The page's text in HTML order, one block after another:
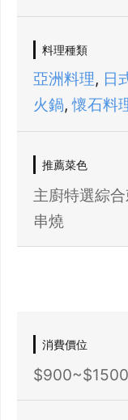
料理種類
亞洲料理, 日
火鍋,懷石料
推薦菜色
主廚特選綜
串燒
消費價位
$900~$1500
先不要